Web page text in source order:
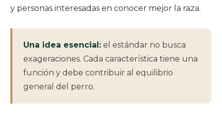
y personas interesadas en conocer mejor la raza.
Una idea esencial: el estándar no busca
exageraciones. Cada característica tiene una
función y debe contribuir al equilibrio
general del perro.